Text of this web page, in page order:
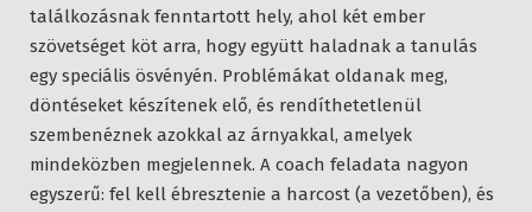
találkozásnak fenntartott hely, ahol két ember
szövetséget köt arra, hogy együtt haladnak a tanulás
egy speciális ösvényén. Problémákat oldanak meg,
döntéseket készítenek elő, és rendíthetetlenül
szembenéznek azokkal az árnyakkal, amelyek
mindeközben megjelennek. A coach feladata nagyon
egyszerű: fel kell ébresztenie a harcost (a vezetőben), és